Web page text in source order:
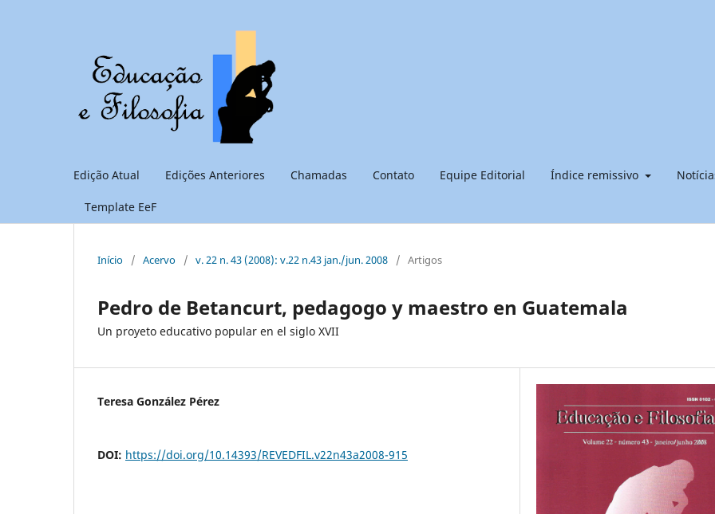
Edição Atual Edições Anteriores Chamadas Contato Equipe Editorial Índice remissivo
Template EeF
Início / Acervo / v. 22 n. 43 (2008): v.22 n.43 jan./jun. 2008 / Artigos
Pedro de Betancurt, pedagogo y maestro en Guatemala
Un proyeto educativo popular en el siglo XVII
Teresa González Pérez
DOI: https://doi.org/10.14393/REVEDFIL.v22n43a2008-915